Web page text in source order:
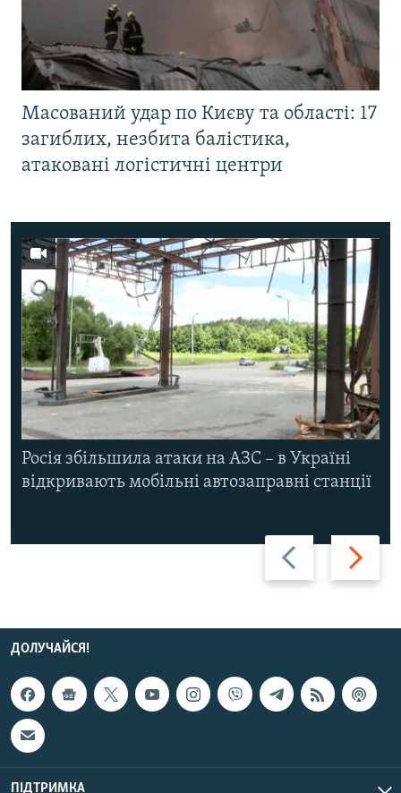
Масований удар по Києву та області: 17
загиблих, незбита балістика,
атаковані логістичні центри
Назад Вперед
Росія збільшила атаки на АЗС – в Україні
відкривають мобільні автозаправні станції
ДОЛУЧАЙСЯ!
ПІДТРИМКА